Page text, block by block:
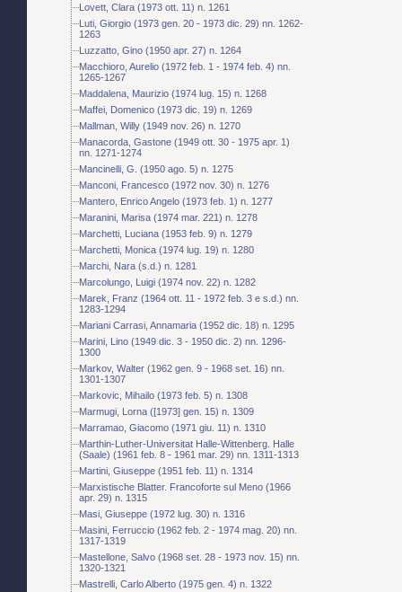
Lovett, Clara (1973 ott. 11) n. 1261
Luti, Giorgio (1973 gen. 20 - 1973 dic. 29) nn. 1262-
1263
Luzzatto, Gino (1950 apr. 27) n. 1264
Macchioro, Aurelio (1972 feb. 1 - 1974 feb. 4) nn.
1265-1267
Maddalena, Maurizio (1974 lug. 15) n. 1268
Maffei, Domenico (1973 dic. 19) n. 1269
Mallman, Willy (1949 nov. 26) n. 1270
Manacorda, Gastone (1949 ott. 30 - 1975 apr. 1)
nn. 1271-1274
Mancinelli, G. (1950 ago. 5) n. 1275
Manconi, Francesco (1972 nov. 30) n. 1276
Mantero, Enrico Angelo (1973 feb. 1) n. 1277
Maranini, Marisa (1974 mar. 221) n. 1278
Marchetti, Luciana (1953 feb. 9) n. 1279
Marchetti, Monica (1974 lug. 19) n. 1280
Marchi, Nara (s.d.) n. 1281
Marcolungo, Luigi (1974 nov. 22) n. 1282
Marek, Franz (1964 ott. 11 - 1972 feb. 3 e s.d.) nn.
1283-1294
Mariani Carrasi, Annamaria (1952 dic. 18) n. 1295
Marini, Lino (1949 dic. 3 - 1950 dic. 2) nn. 1296-
1300
Markov, Walter (1962 gen. 9 - 1968 set. 16) nn.
1301-1307
Markovic, Mihailo (1973 feb. 5) n. 1308
Marmugi, Lorna ([1973] gen. 15) n. 1309
Marramao, Giacomo (1971 giu. 11) n. 1310
Marthin-Luther-Universitat Halle-Wittenberg. Halle
(Saale) (1961 feb. 8 - 1961 mar. 29) nn. 1311-1313
Martini, Giuseppe (1951 feb. 11) n. 1314
Marxistische Blatter. Francoforte sul Meno (1966
apr. 29) n. 1315
Masi, Giuseppe (1972 lug. 30) n. 1316
Masini, Ferruccio (1962 feb. 2 - 1974 mag. 20) nn.
1317-1319
Mastellone, Salvo (1968 set. 28 - 1973 nov. 15) nn.
1320-1321
Mastrelli, Carlo Alberto (1975 gen. 4) n. 1322